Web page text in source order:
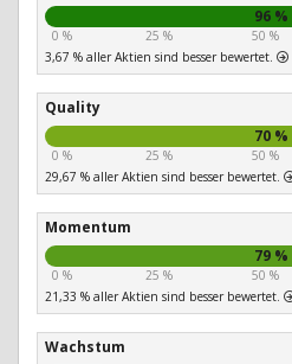
96 %
0 % 25 % 50 %
3,67 % aller Aktien sind besser bewertet.
Quality
70 %
0 % 25 % 50 %
29,67 % aller Aktien sind besser bewertet.
Momentum
79 %
0 % 25 % 50 %
21,33 % aller Aktien sind besser bewertet.
Wachstum